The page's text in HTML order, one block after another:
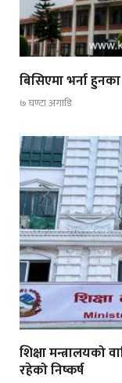
बिसिएमा भर्ना
७ घण्टा अगाडि
शिक्षा मन्त्रालयको
रहेको निष्कर्ष